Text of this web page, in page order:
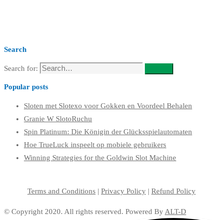
Search
Search for:
Popular posts
Sloten met Slotexo voor Gokken en Voordeel Behalen
Granie W SlotoRuchu
Spin Platinum: Die Königin der Glücksspielautomaten
Hoe TrueLuck inspeelt op mobiele gebruikers
Winning Strategies for the Goldwin Slot Machine
Terms and Conditions | Privacy Policy | Refund Policy
© Copyright 2020. All rights reserved. Powered By ALT-D